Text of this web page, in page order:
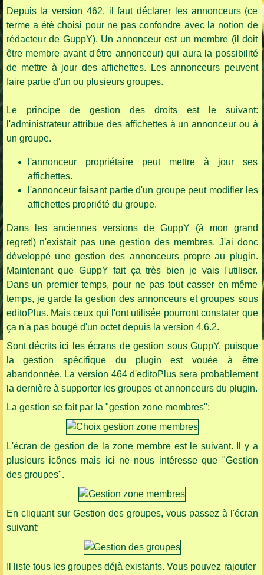
Depuis la version 462, il faut déclarer les annonceurs (ce
terme a été choisi pour ne pas confondre avec la notion de
rédacteur de GuppY). Un annonceur est un membre (il doit
être membre avant d'être annonceur) qui aura la possibilité
de mettre à jour des affichettes. Les annonceurs peuvent
faire partie d'un ou plusieurs groupes.
Le principe de gestion des droits est le suivant:
l'administrateur attribue des affichettes à un annonceur ou à
un groupe.
l'annonceur propriétaire peut mettre à jour ses
affichettes.
l'annonceur faisant partie d'un groupe peut modifier les
affichettes propriété du groupe.
Dans les anciennes versions de GuppY (à mon grand
regret!) n'existait pas une gestion des membres. J'ai donc
développé une gestion des annonceurs propre au plugin.
Maintenant que GuppY fait ça très bien je vais l'utiliser.
Dans un premier temps, pour ne pas tout casser en même
temps, je garde la gestion des annonceurs et groupes sous
editoPlus. Mais ceux qui l'ont utilisée pourront constater que
ça n'a pas bougé d'un octet depuis la version 4.6.2.
Sont décrits ici les écrans de gestion sous GuppY, puisque
la gestion spécifique du plugin est vouée à être
abandonnée. La version 464 d'editoPlus sera probablement
la dernière à supporter les groupes et annonceurs du plugin.
La gestion se fait par la "gestion zone membres":
L'écran de gestion de la zone membre est le suivant. Il y a
plusieurs icônes mais ici ne nous intéresse que "Gestion
des groupes".
En cliquant sur Gestion des groupes, vous passez à l'écran
suivant:
Il liste tous les groupes déjà existants. Vous pouvez rajouter